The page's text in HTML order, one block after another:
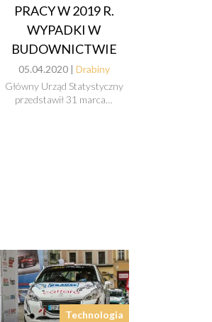
PRACY W 2019 R.
WYPADKI W
BUDOWNICTWIE
05.04.2020 | Drabiny
Główny Urząd Statystyczny
przedstawił 31 marca…
Technologia